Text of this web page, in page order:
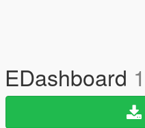
EDashboard